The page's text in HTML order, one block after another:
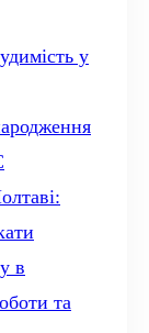
у
в
та